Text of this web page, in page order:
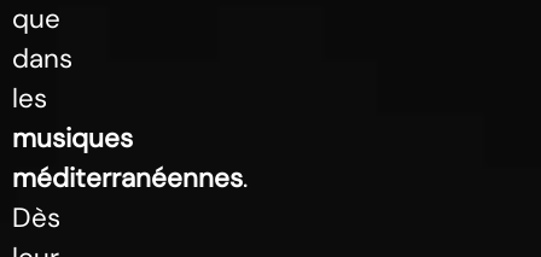
que
dans
les
musiques
méditerranéennes.
Dès